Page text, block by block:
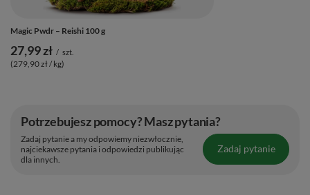
Magic Pwdr – Reishi 100 g
27,99 zł / szt.
(279,90 zł / kg)
Potrzebujesz pomocy? Masz pytania?
Zadaj pytanie a my odpowiemy niezwłocznie,
najciekawsze pytania i odpowiedzi publikując
dla innych.
Zadaj pytanie